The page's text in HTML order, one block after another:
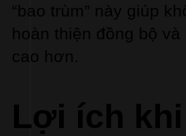
“bao trùm” này giúp
hoàn thiện đồng bộ
cao hơn.
Lợi ích